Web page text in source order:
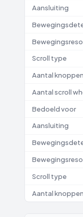
Aansluiting
Scroll type
Aantal knoppen
Aantal scroll
Bedoeld voor
Aansluiting
Scroll type
Aantal knoppen